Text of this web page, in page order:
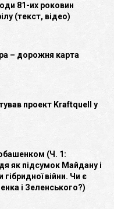
81-их роковин
(текст, відео)
– дорожня карта
проект Kraftquell у
(Ч. 1:
як підсумок Майдану і
гібридної війни. Чи є
і Зеленського?)